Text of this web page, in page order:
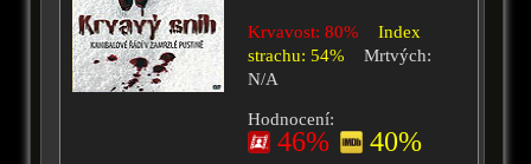
Krvavost: 80%
Index
strachu: 54%
Mrtvých:
N/A
Hodnocení:
46% 40%